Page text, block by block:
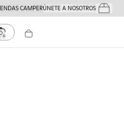
CAMPERÚNETE A NOSOTROSTus